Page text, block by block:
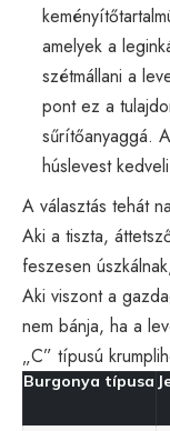
amelyek a
szétmállani a
pont ez a
sűrítőanyaggá.
húslevest
A választás tehát
Aki a tiszta,
feszesen
Aki viszont a
nem bánja, ha a
„C” típusú
Burgonya típusa